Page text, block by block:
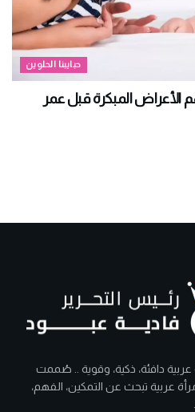
حبايبنا الحلوين
الأعراض المبكرة قبل عمر
دافئة، ذكية، وقوية .. صُممت
عربية تبحث عن التمكين، الفهم،